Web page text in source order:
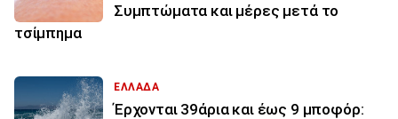
Συμπτώματα και μέρες μετά το
τσίμπημα
ΕΛΛΑΔΑ
Έρχονται 39άρια και έως 9 μποφόρ: